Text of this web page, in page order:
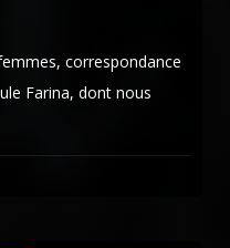
correspondance
Farina, dont nous